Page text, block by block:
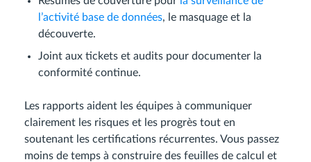
l’activité base de données, le masquage et la
découverte.
Joint aux tickets et audits pour documenter la
conformité continue.
Les rapports aident les équipes à communiquer
clairement les risques et les progrès tout en
soutenant les certifications récurrentes. Vous passez
moins de temps à construire des feuilles de calcul et